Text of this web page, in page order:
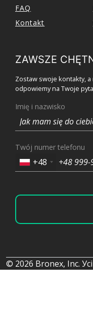
FAQ
Kontakt
ZAWSZE
Zostaw swoje kontakty,
odpowiemy na Twoje
Imię i nazwisko
Twój numer telefonu
+48
© 2026 Bronex, Inc.